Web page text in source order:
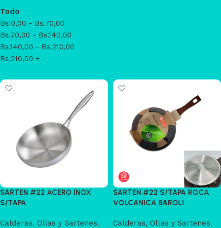
Todo
Bs.0,00 - Bs.70,00
Bs.70,00 - Bs.140,00
Bs.140,00 - Bs.210,00
Bs.210,00 +
SARTEN #22 ACERO INOX
S/TAPA
Calderas, Ollas y Sartenes,
SARTEN #22 S/TAPA ROCA
VOLCANICA BAROLI
Calderas, Ollas y Sartenes,